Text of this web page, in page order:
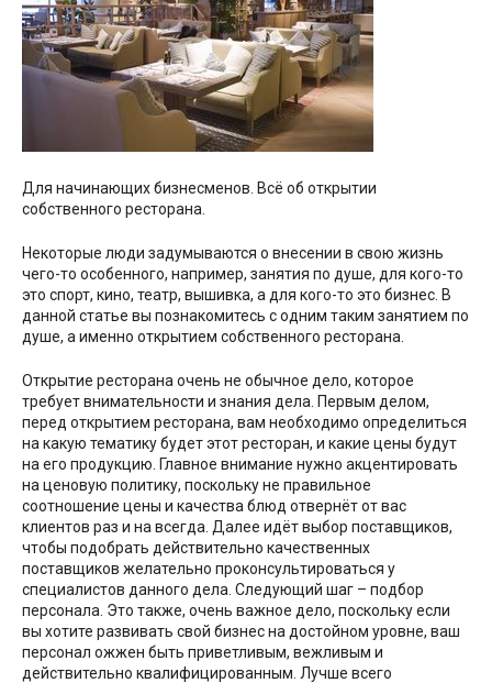
Для начинающих бизнесменов. Всё об открытии
собственного ресторана.
Некоторые люди задумываются о внесении в свою жизнь
чего-то особенного, например, занятия по душе, для кого-то
это спорт, кино, театр, вышивка, а для кого-то это бизнес. В
данной статье вы познакомитесь с одним таким занятием по
душе, а именно открытием собственного ресторана.
Открытие ресторана очень не обычное дело, которое
требует внимательности и знания дела. Первым делом,
перед открытием ресторана, вам необходимо определиться
на какую тематику будет этот ресторан, и какие цены будут
на его продукцию. Главное внимание нужно акцентировать
на ценовую политику, поскольку не правильное
соотношение цены и качества блюд отвернёт от вас
клиентов раз и на всегда. Далее идёт выбор поставщиков,
чтобы подобрать действительно качественных
поставщиков желательно проконсультироваться у
специалистов данного дела. Следующий шаг – подбор
персонала. Это также, очень важное дело, поскольку если
вы хотите развивать свой бизнес на достойном уровне, ваш
персонал ожжен быть приветливым, вежливым и
действительно квалифицированным. Лучше всего